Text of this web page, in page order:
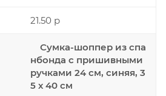
21.50 р
Сумка-шоппер из спа
нбонда с пришивными
ручками 24 см, синяя, 3
5 х 40 см